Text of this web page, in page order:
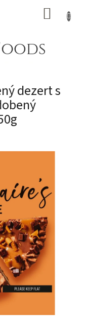
dezert s